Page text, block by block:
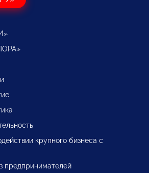
крупного бизнеса с
предпринимателей